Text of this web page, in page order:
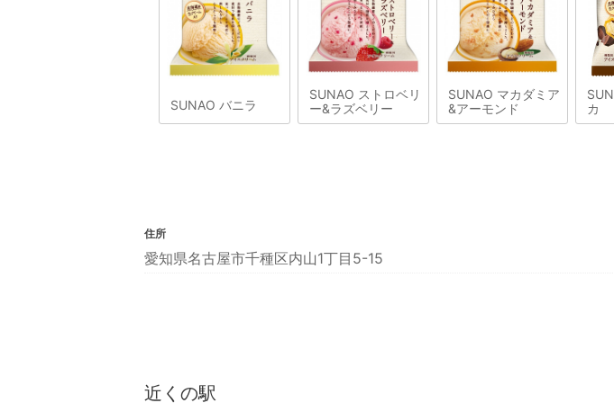
SUNAO バニラ
SUNAO ストロベリ
ー&ラズベリー
SUNAO マカダミア
&アーモンド
カ
住所
愛知県名古屋市千種区内山1丁目5-15
近くの駅